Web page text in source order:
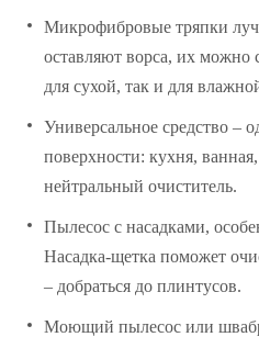
Микрофибровые тряпки
оставляют ворса, их можно
для сухой, так и для
Универсальное средство –
поверхности: кухня,
нейтральный очиститель.
Пылесос с насадками,
Насадка-щетка поможет
– добраться до плинтусов.
Моющий пылесос или